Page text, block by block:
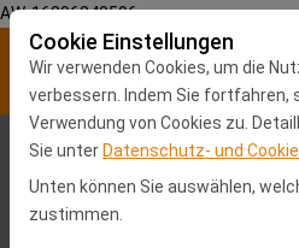
AW-16896840596
Cookie Einstellungen
Wir verwenden Cookies, um die
verbessern. Indem Sie fortfahren,
Verwendung von Cookies zu.
Sie unter Datenschutz- und
Unten können Sie auswählen,
zustimmen.
Abholstation
Malatya Stadtzentrum